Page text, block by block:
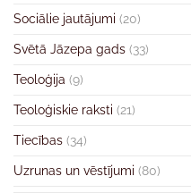
Sociālie jautājumi (20)
Svētā Jāzepa gads (33)
Teoloģija (9)
Teoloģiskie raksti (21)
Tiecības (34)
Uzrunas un vēstījumi (80)